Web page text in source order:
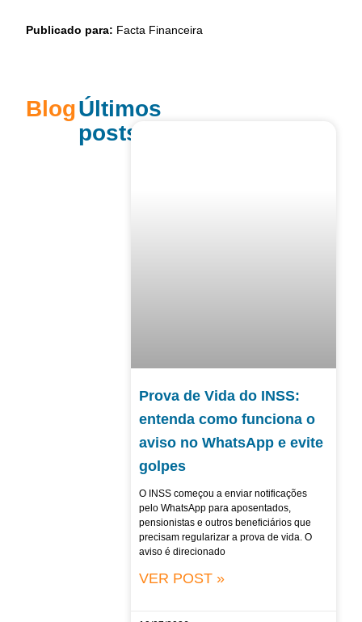
Publicado para: Facta Financeira
BlogÚltimos
posts
Prova de Vida do INSS:
entenda como funciona o
aviso no WhatsApp e evite
golpes
O INSS começou a enviar notificações
pelo WhatsApp para aposentados,
pensionistas e outros beneficiários que
precisam regularizar a prova de vida. O
aviso é direcionado
VER POST »